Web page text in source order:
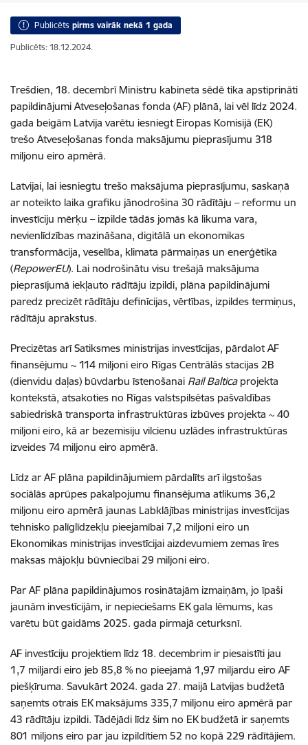
Publicēts pirms vairāk nekā 1 gada
Publicēts: 18.12.2024.
Trešdien, 18. decembrī Ministru kabineta sēdē tika apstiprināti
papildinājumi Atveseļošanas fonda (AF) plānā, lai vēl līdz 2024.
gada beigām Latvija varētu iesniegt Eiropas Komisijā (EK)
trešo Atveseļošanas fonda maksājumu pieprasījumu 318
miljonu eiro apmērā.
Latvijai, lai iesniegtu trešo maksājuma pieprasījumu, saskaņā
ar noteikto laika grafiku jānodrošina 30 rādītāju – reformu un
investīciju mērķu – izpilde tādās jomās kā likuma vara,
nevienlīdzības mazināšana, digitālā un ekonomikas
transformācija, veselība, klimata pārmaiņas un enerģētika
(RepowerEU). Lai nodrošinātu visu trešajā maksājuma
pieprasījumā iekļauto rādītāju izpildi, plāna papildinājumi
paredz precizēt rādītāju definīcijas, vērtības, izpildes termiņus,
rādītāju aprakstus.
Precizētas arī Satiksmes ministrijas investīcijas, pārdalot AF
finansējumu ~ 114 miljoni eiro Rīgas Centrālās stacijas 2B
(dienvidu daļas) būvdarbu īstenošanai Rail Balticaprojekta
kontekstā, atsakoties no Rīgas valstspilsētas pašvaldības
sabiedriskā transporta infrastruktūras izbūves projekta ~ 40
miljoni eiro, kā ar bezemisiju vilcienu uzlādes infrastruktūras
izveides 74 miljonu eiro apmērā.
Līdz ar AF plāna papildinājumiem pārdalīts arī ilgstošas
sociālās aprūpes pakalpojumu finansējuma atlikums 36,2
miljonu eiro apmērā jaunas Labklājības ministrijas investīcijas
tehnisko palīglīdzekļu pieejamībai 7,2 miljoni eiro un
Ekonomikas ministrijas investīcijai aizdevumiem zemas īres
maksas mājokļu būvniecībai 29 miljoni eiro.
Par AF plāna papildinājumos rosinātajām izmaiņām, jo īpaši
jaunām investīcijām, ir nepieciešams EK gala lēmums, kas
varētu būt gaidāms 2025. gada pirmajā ceturksnī.
AF investīciju projektiem līdz 18. decembrim ir piesaistīti jau
1,7 miljardi eiro jeb 85,8 % no pieejamā 1,97 miljardu eiro AF
piešķīruma. Savukārt 2024. gada 27. maijā Latvijas budžetā
saņemts otrais EK maksājums 335,7 miljonu eiro apmērā par
43 rādītāju izpildi. Tādējādi līdz šim no EK budžetā ir saņemts
801 miljons eiro par jau izpildītiem 52 no kopā 229 rādītājiem.